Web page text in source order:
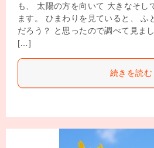
も、 太陽の方を向いて 大きなそし
ます。 ひまわりを見ていると、 ふ
だろう？ と思ったので調べて見ま
[…]
続きを読む